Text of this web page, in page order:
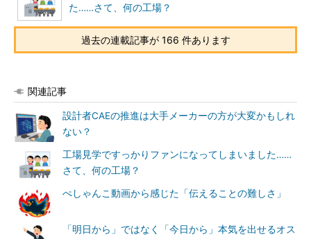
た……さて、何の工場？
過去の連載記事が 166 件あります
関連記事
設計者CAEの推進は大手メーカーの方が大変かもしれ
ない？
工場見学ですっかりファンになってしまいました……
さて、何の工場？
ぺしゃんこ動画から感じた「伝えることの難しさ」
「明日から」ではなく「今日から」本気を出せるオス